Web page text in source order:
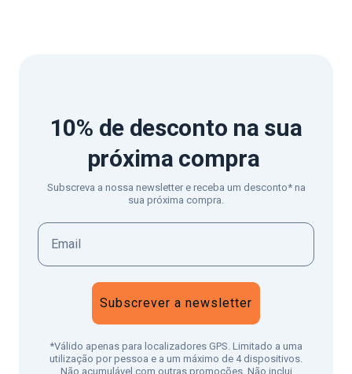
10% de desconto na sua
próxima compra
Subscreva a nossa newsletter e receba um desconto* na
sua próxima compra.
Subscrever a newsletter
*Válido apenas para localizadores GPS. Limitado a uma
utilização por pessoa e a um máximo de 4 dispositivos.
Não acumulável com outras promoções. Não inclui